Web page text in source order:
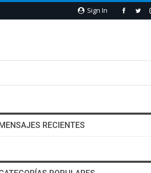
Sign In
RECIENTES